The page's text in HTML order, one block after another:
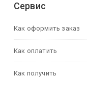
Сервис
Как оформить заказ
Как оплатить
Как получить